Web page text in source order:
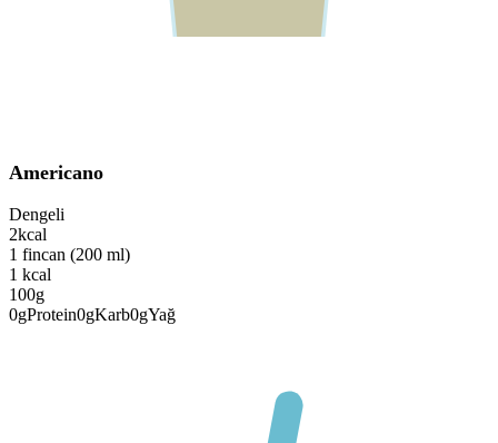
Americano
Dengeli
2kcal
1 fincan (200 ml)
1 kcal
100g
0gProtein0gKarb0gYağ